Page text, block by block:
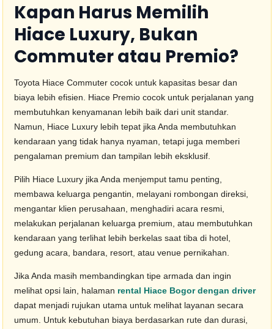
Kapan Harus Memilih
Hiace Luxury, Bukan
Commuter atau Premio?
Toyota Hiace Commuter cocok untuk kapasitas besar dan
biaya lebih efisien. Hiace Premio cocok untuk perjalanan yang
membutuhkan kenyamanan lebih baik dari unit standar.
Namun, Hiace Luxury lebih tepat jika Anda membutuhkan
kendaraan yang tidak hanya nyaman, tetapi juga memberi
pengalaman premium dan tampilan lebih eksklusif.
Pilih Hiace Luxury jika Anda menjemput tamu penting,
membawa keluarga pengantin, melayani rombongan direksi,
mengantar klien perusahaan, menghadiri acara resmi,
melakukan perjalanan keluarga premium, atau membutuhkan
kendaraan yang terlihat lebih berkelas saat tiba di hotel,
gedung acara, bandara, resort, atau venue pernikahan.
Jika Anda masih membandingkan tipe armada dan ingin
melihat opsi lain, halaman rental Hiace Bogor dengan driver
dapat menjadi rujukan utama untuk melihat layanan secara
umum. Untuk kebutuhan biaya berdasarkan rute dan durasi,